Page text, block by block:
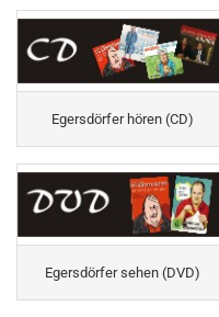
Egersdörfer hören (CD)
Egersdörfer sehen (DVD)